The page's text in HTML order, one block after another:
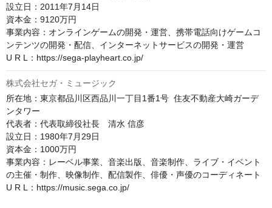
設立日：2011年7月14日
資本金：9120万円
事業内容：オンラインゲームの開発・運営、携帯電話向けゲームコ
ンテンツの開発・配信、インターネットサービスの開発・運営
U R L：https://sega-playheart.co.jp/
株式会社セガ・ミュージック
所在地：東京都品川区西品川一丁目1番1号  住友不動産大崎ガーデ
ンタワー
代表者：代表取締役社長　清水 信彦
設立日：1980年7月29日
資本金：1000万円
事業内容：レーベル事業、音楽出版、音楽制作、ライブ・イベント
の主催・制作、映像制作、配信製作、俳優・声優のコーディネート
U R L：https://music.sega.co.jp/